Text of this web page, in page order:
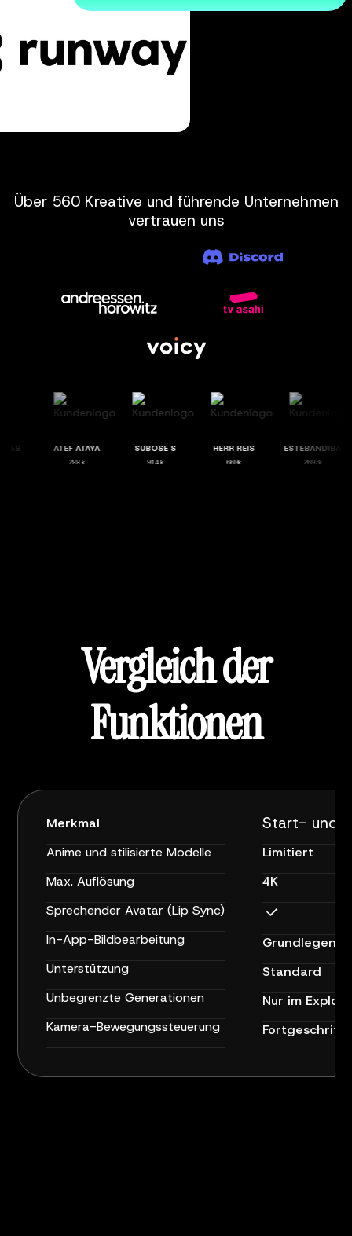
Über 560 Kreative und führende Unternehmen
vertrauen uns
ES ATEF ATAYA
288 k
SUBOSE S
914 k
HERR REIS
669k
ESTEBANDIBA
2693k
Vergleich der
Funktionen
Merkmal
Anime und stilisierte Modelle
Max. Auflösung
Sprechender Avatar (Lip Sync)
In-App-Bildbearbeitung
Unterstützung
Unbegrenzte Generationen
Kamera-Bewegungssteuerung
Start- und
Limitiert
4K
Grundlegend
Standard
Nur im